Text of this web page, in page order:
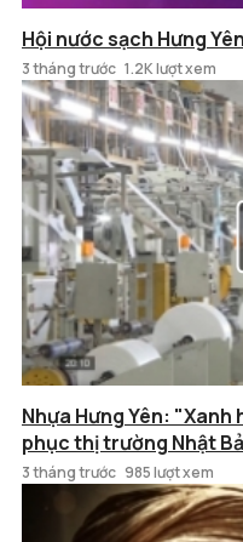
Hội nước sạch Hưng
3 tháng trước 1.2K lượt xem
Nhựa Hưng Yên:
phục thị trường Nhật
3 tháng trước 985 lượt xem